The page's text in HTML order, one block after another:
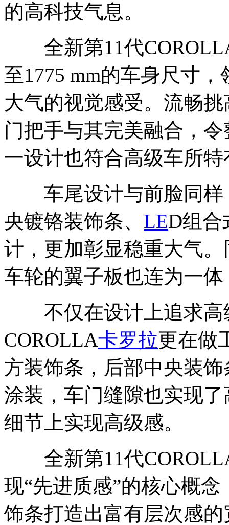
的高科技气息。
全新第11代
至1775 mm的车身尺寸
大气的视觉感受。流畅
门把手与其完美融合，
一设计也符合高级车所
车尾设计与前脸同样
央镀铬装饰条、 LED组合
计，更加彰显稳重大气
车轮的翼子板也连为一
不仅在设计上追求高
COROLLA卡罗拉更在做
方装饰条，后部中央装
涂装，车门缝隙也实现
细节上实现高级感。
全新第11代
现“先进质感”的核心概
饰条打造出富有层次感